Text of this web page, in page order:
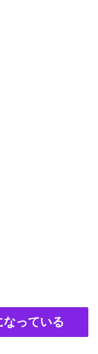
っている